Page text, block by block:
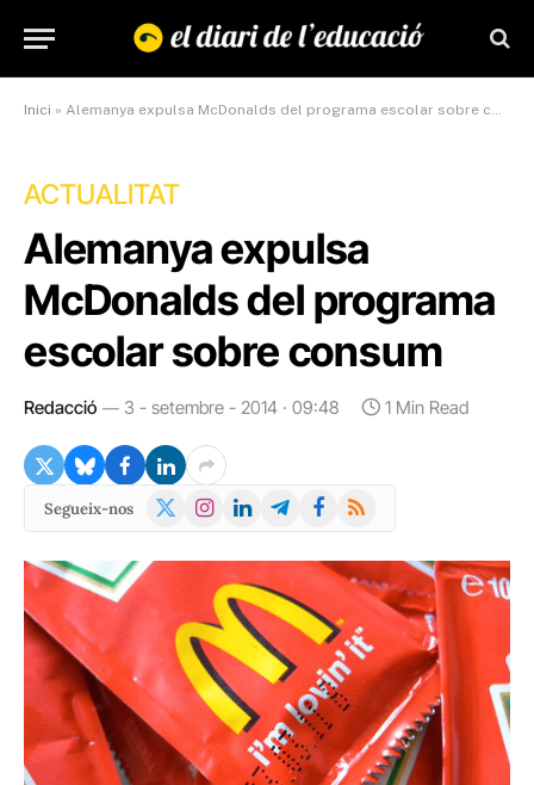
Inici » Alemanya expulsa McDonalds del programa escolar sobre consum
ACTUALITAT
Alemanya expulsa
McDonalds del programa
escolar sobre consum
Redacció 3 - setembre - 2014 · 09:48 1 Min Read
Segueix-nos
X
Instagram
LinkedInTelegramFacebook
RSS